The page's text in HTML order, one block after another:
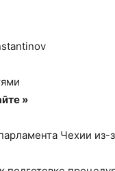
»
Чехии из-